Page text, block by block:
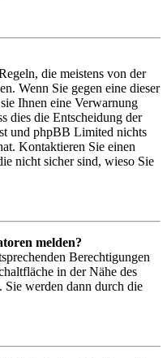
die meistens von der
Wenn Sie gegen eine dieser
Ihnen eine Verwarnung
dies die Entscheidung der
und phpBB Limited nichts
Kontaktieren Sie einen
nicht sicher sind, wieso Sie
melden?
Berechtigungen
in der Nähe des
Sie werden dann durch die